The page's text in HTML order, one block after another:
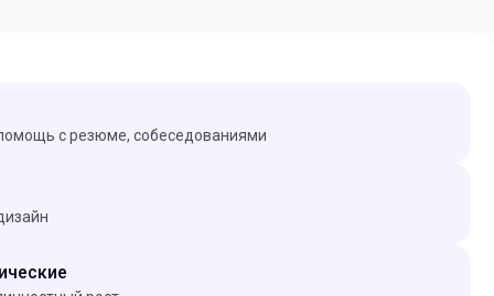
с резюме, собеседованиями